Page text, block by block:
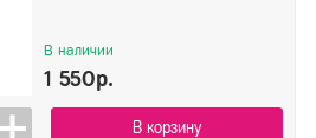
В наличии
1 550р.
В корзину